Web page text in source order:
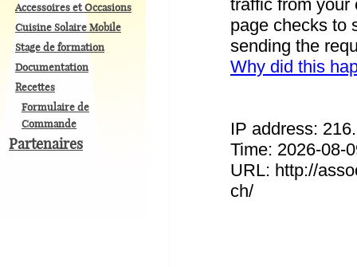
Accessoires et Occasions
Cuisine Solaire Mobile
Stage de formation
Documentation
Recettes
Formulaire de
Commande
Partenaires